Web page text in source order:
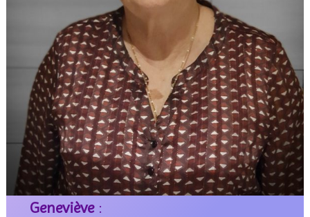
Geneviève: